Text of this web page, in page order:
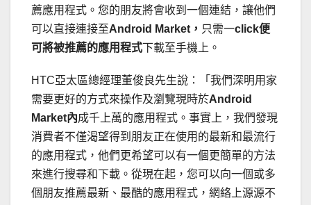
薦應用程式。您的朋友將會收到一個連結，讓他們
可以直接連接至Android Market， 只需一click便
可將被推薦的應用程式下載至手機上。
HTC亞太區總經理董俊良先生說：「我們深明用家
需要更好的方式來操作及瀏覽現時於Android
Market內成千上萬的應用程式。事實上，我們發現
消費者不僅渴望得到朋友正在使用的最新和最流行
的應用程式，他們更希望可以有一個更簡單的方法
來進行搜尋和下載。從現在起，您可以向一個或多
個朋友推薦最新、最酷的應用程式，網絡上源源不